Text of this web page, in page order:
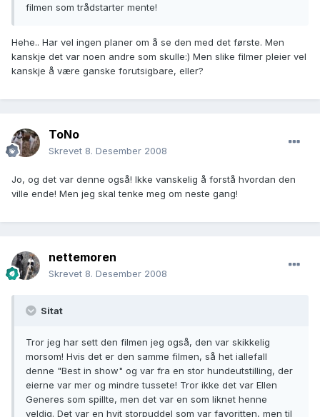
filmen som trådstarter mente!
Hehe.. Har vel ingen planer om å se den med det første. Men
kanskje det var noen andre som skulle:) Men slike filmer pleier vel
kanskje å være ganske forutsigbare, eller?
ToNo
Skrevet 8. Desember 2008
Jo, og det var denne også! Ikke vanskelig å forstå hvordan den
ville ende! Men jeg skal tenke meg om neste gang!
nettemoren
Skrevet 8. Desember 2008
Sitat
Tror jeg har sett den filmen jeg også, den var skikkelig
morsom! Hvis det er den samme filmen, så het iallefall
denne "Best in show" og var fra en stor hundeutstilling, der
eierne var mer og mindre tussete! Tror ikke det var Ellen
Generes som spillte, men det var en som liknet henne
veldig. Det var en hvit storpuddel som var favoritten, men til